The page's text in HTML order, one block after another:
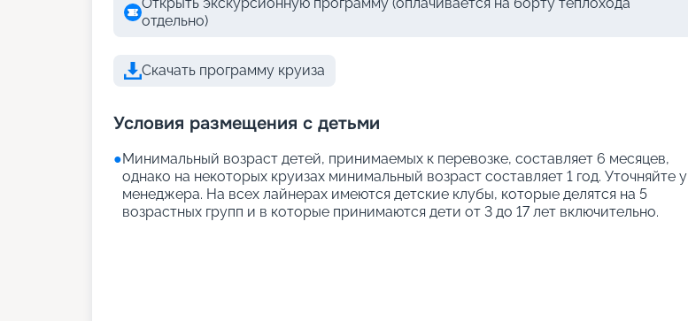
отдельно)
Скачать программу круиза
Условия размещения с детьми
●Минимальный возраст детей, принимаемых к перевозке, составляет 6 месяцев,
однако на некоторых круизах минимальный возраст составляет 1 год. Уточняйте у
менеджера. На всех лайнерах имеются детские клубы, которые делятся на 5
возрастных групп и в которые принимаются дети от 3 до 17 лет включительно.